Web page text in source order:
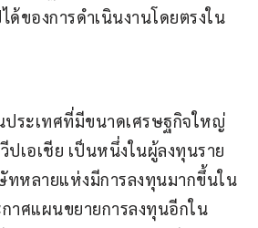
ด้ของการดำเนินงานโดยตรงใน
ประเทศที่มีขนาดเศรษฐกิจใหญ่
เอเชีย เป็นหนึ่งในผู้ลงทุนราย
หลายแห่งมีการลงทุนมากขึ้นใน
าศแผนขยายการลงทุนอีกใน